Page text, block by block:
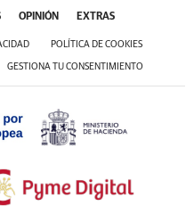
OPINIÓN EXTRAS
POLÍTICA DE COOKIES
GESTIONA TU CONSENTIMIENTO